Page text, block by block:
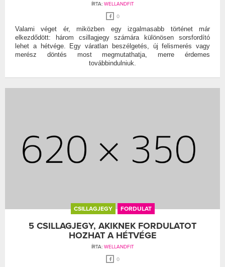
ÍRTA: WELLANDFIT
0
Valami véget ér, miközben egy izgalmasabb történet már
elkezdődött: három csillagjegy számára különösen sorsfordító
lehet a hétvége. Egy váratlan beszélgetés, új felismerés vagy
merész döntés most megmutathatja, merre érdemes
továbbindulniuk.
CSILLAGJEGY FORDULAT
5 CSILLAGJEGY, AKIKNEK FORDULATOT
HOZHAT A HÉTVÉGE
ÍRTA: WELLANDFIT
0